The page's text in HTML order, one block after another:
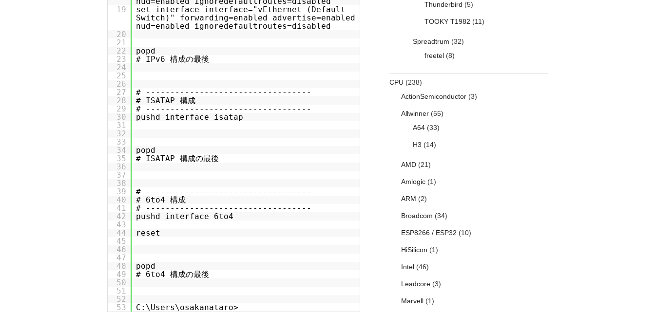
19
set interface interface="vEthernet (Default
Switch)" forwarding=enabled advertise=enabled
nud=enabled ignoredefaultroutes=disabled
20
21
22
popd
23
# IPv6 構成の最後
24
25
26
27
# ----------------------------------
28
# ISATAP 構成
29
# ----------------------------------
30
pushd interface isatap
31
32
33
34
popd
35
# ISATAP 構成の最後
36
37
38
39
# ----------------------------------
40
# 6to4 構成
41
# ----------------------------------
42
pushd interface 6to4
43
44
reset
45
46
47
48
popd
49
# 6to4 構成の最後
50
51
52
53
C:\Users\osakanataro>
Thunderbird (5)
TOOKY T1982 (11)
Spreadtrum (32)
freetel(8)
CPU (238)
ActionSemiconductor(3)
Allwinner(55)
A64(33)
H3 (14)
AMD(21)
Amlogic(1)
ARM (2)
Broadcom (34)
ESP8266 / ESP32 (10)
HiSilicon (1)
Intel(46)
Leadcore(3)
Marvell(1)